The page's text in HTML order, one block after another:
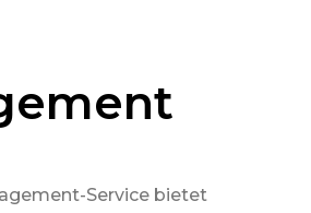
Service bietet